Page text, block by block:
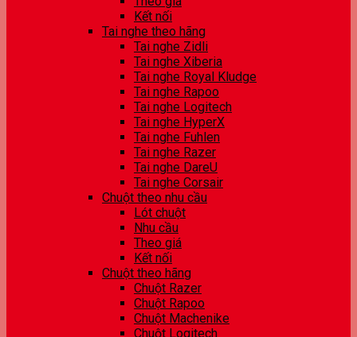
Kết nối
Tai nghe theo hãng
Tai nghe Zidli
Tai nghe Xiberia
Tai nghe Royal Kludge
Tai nghe Rapoo
Tai nghe Logitech
Tai nghe HyperX
Tai nghe Fuhlen
Tai nghe Razer
Tai nghe DareU
Tai nghe Corsair
Chuột theo nhu cầu
Lót chuột
Nhu cầu
Theo giá
Kết nối
Chuột theo hãng
Chuột Razer
Chuột Rapoo
Chuột Machenike
Chuột Logitech